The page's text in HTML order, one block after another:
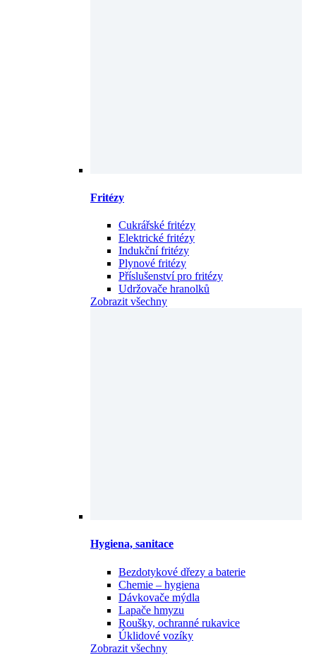
Fritézy
Cukrářské fritézy
Elektrické fritézy
Indukční fritézy
Plynové fritézy
Příslušenství pro fritézy
Udržovače hranolků
Zobrazit všechny
Hygiena, sanitace
Bezdotykové dřezy a baterie
Chemie – hygiena
Dávkovače mýdla
Lapače hmyzu
Roušky, ochranné rukavice
Úklidové vozíky
Zobrazit všechny